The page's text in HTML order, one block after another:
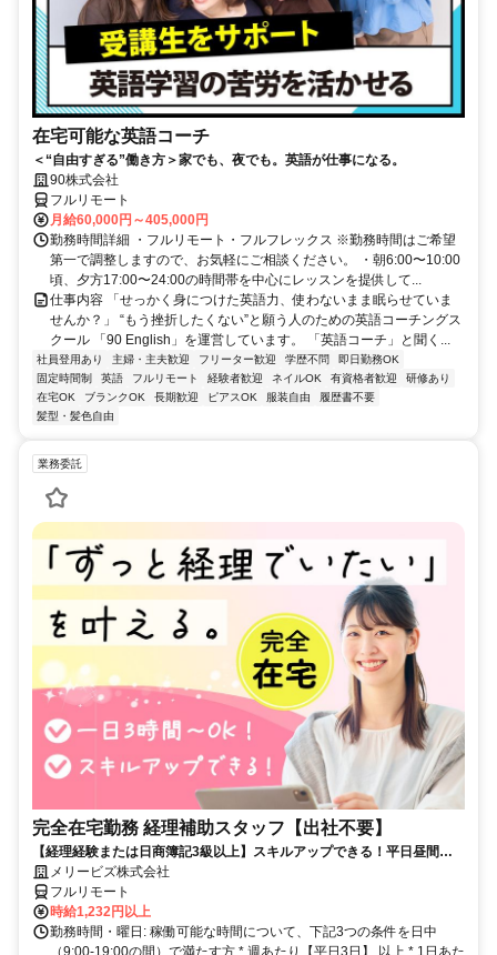
在宅可能な英語コーチ
＜“自由すぎる”働き方＞家でも、夜でも。英語が仕事になる。
90株式会社
フルリモート
月給60,000円～405,000円
勤務時間詳細 ・フルリモート・フルフレックス ※勤務時間はご希望
第一で調整しますので、お気軽にご相談ください。 ・朝6:00〜10:00
頃、夕方17:00〜24:00の時間帯を中心にレッスンを提供して...
仕事内容 「せっかく身につけた英語力、使わないまま眠らせていま
せんか？」 “もう挫折したくない”と願う人のための英語コーチングス
クール 「90 English」を運営しています。 「英語コーチ」と聞く...
社員登用あり 主婦・主夫歓迎 フリーター歓迎 学歴不問
即日勤務OK
固定時間制
英語 フルリモート 経験者歓迎 ネイルOK 有資格者歓迎
研修あり
在宅OK
ブランクOK 長期歓迎 ピアスOK 服装自由
履歴書不要
髪型・髪色自由
業務委託
完全在宅勤務 経理補助スタッフ【出社不要】
【経理経験または日商簿記3級以上】スキルアップできる！平日昼間３h
～。完全在宅で育児・介護中の方も大歓迎♪
メリービズ株式会社
フルリモート
時給1,232円以上
勤務時間・曜日: 稼働可能な時間について、下記3つの条件を日中